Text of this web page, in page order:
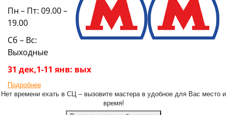
Пн – Пт: 09.00 –
19.00
Сб – Вс:
Выходные
31 дек,1-11 янв: вых
Подробнее
Нет времени ехать в СЦ – вызовите мастера в удобное для Вас место и
время!